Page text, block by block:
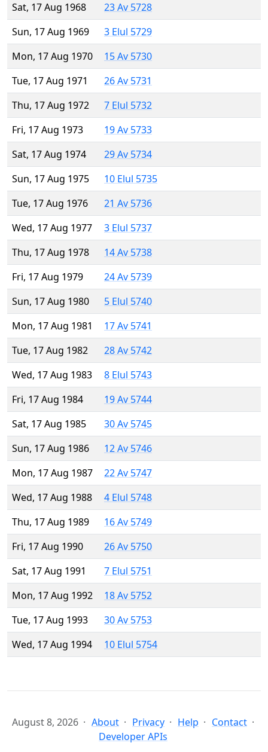
Sat, 17 Aug 1968
23 Av 5728
Sun, 17 Aug 1969
3 Elul 5729
Mon, 17 Aug 1970
15 Av 5730
Tue, 17 Aug 1971
26 Av 5731
Thu, 17 Aug 1972
7 Elul 5732
Fri, 17 Aug 1973
19 Av 5733
Sat, 17 Aug 1974
29 Av 5734
Sun, 17 Aug 1975
10 Elul 5735
Tue, 17 Aug 1976
21 Av 5736
Wed, 17 Aug 1977
3 Elul 5737
Thu, 17 Aug 1978
14 Av 5738
Fri, 17 Aug 1979
24 Av 5739
Sun, 17 Aug 1980
5 Elul 5740
Mon, 17 Aug 1981
17 Av 5741
Tue, 17 Aug 1982
28 Av 5742
Wed, 17 Aug 1983
8 Elul 5743
Fri, 17 Aug 1984
19 Av 5744
Sat, 17 Aug 1985
30 Av 5745
Sun, 17 Aug 1986
12 Av 5746
Mon, 17 Aug 1987
22 Av 5747
Wed, 17 Aug 1988
4 Elul 5748
Thu, 17 Aug 1989
16 Av 5749
Fri, 17 Aug 1990
26 Av 5750
Sat, 17 Aug 1991
7 Elul 5751
Mon, 17 Aug 1992
18 Av 5752
Tue, 17 Aug 1993
30 Av 5753
Wed, 17 Aug 1994
10 Elul 5754
August 8, 2026 About Privacy Help
Contact
Developer APIs